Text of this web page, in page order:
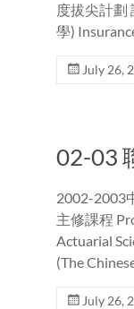
度拔尖計劃
學)
July 26,
02-03
2002-2003
主修課程
Actuarial
(The
July 26,